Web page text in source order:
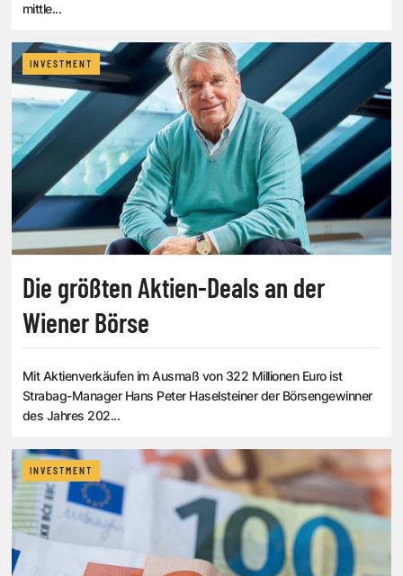
mittle...
INVESTMENT
Die größten Aktien-Deals an der
Wiener Börse
Mit Aktienverkäufen im Ausmaß von 322 Millionen Euro ist
Strabag-Manager Hans Peter Haselsteiner der Börsengewinner
des Jahres 202...
INVESTMENT